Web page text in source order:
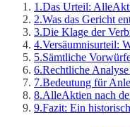
1 .Das Urteil:
2.Was das Gericht
3.Die Klage der
4.Versäumnisurteil:
5.Sämtliche
6.Rechtliche
7.Bedeutung für
8.AlleAktien nach
9.Fazit: Ein